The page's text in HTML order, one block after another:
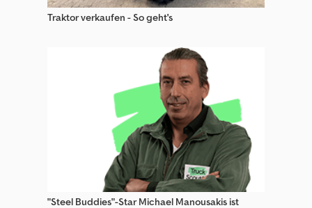
Traktor verkaufen - So geht's
"Steel Buddies"-Star Michael Manousakis ist